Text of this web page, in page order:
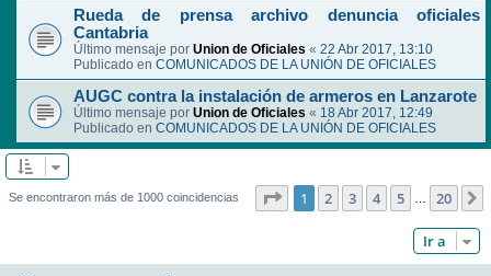
Rueda de prensa archivo denuncia oficiales
Cantabria
Último mensaje por Union de Oficiales « 22 Abr 2017, 13:10
Publicado en COMUNICADOS DE LA UNIÓN DE OFICIALES
AUGC contra la instalación de armeros en Lanzarote
Último mensaje por Union de Oficiales « 18 Abr 2017, 12:49
Publicado en COMUNICADOS DE LA UNIÓN DE OFICIALES
Se encontraron más de 1000 coincidencias Página de 20
1 2 3 4 5 … 20
Ir a